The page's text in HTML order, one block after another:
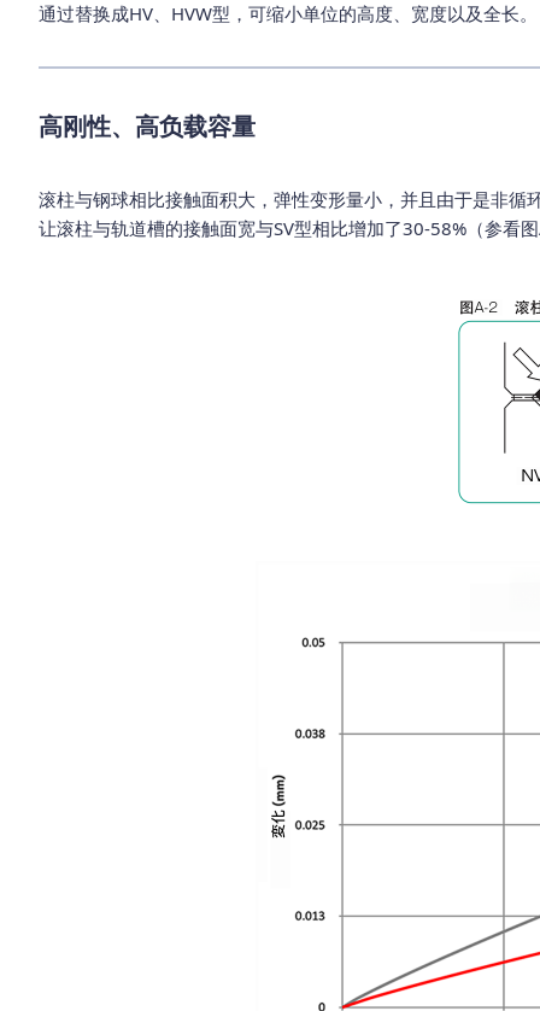
通过替换成HV、HVW型，可缩小单位的高度、宽度以及全长。
高刚性、高负载容量
滚柱与钢球相比接触面积大，弹性变形量小，并且由于是非
让滚柱与轨道槽的接触面宽与SV型相比增加了30-58%（参看